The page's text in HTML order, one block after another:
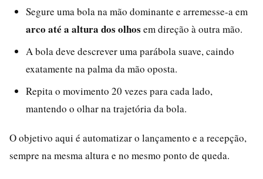
Segure uma bola na mão dominante e arremesse-a em
arco até a altura dos olhos em direção à outra mão.
A bola deve descrever uma parábola suave, caindo
exatamente na palma da mão oposta.
Repita o movimento 20 vezes para cada lado,
mantendo o olhar na trajetória da bola.
O objetivo aqui é automatizar o lançamento e a recepção,
sempre na mesma altura e no mesmo ponto de queda.